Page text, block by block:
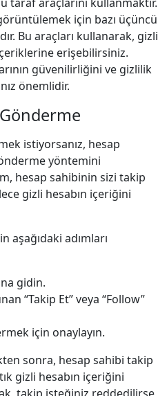
için bazı üçüncü
Bu araçları kullanarak, gizli
erişebilirsiniz.
güvenilirliğini ve gizlilik
önemlidir.
istiyorsanız, hesap
yöntemini
hesap sahibinin sizi takip
gizli hesabın içeriğini
aşağıdaki adımları
gidin.
“Takip Et” veya “Follow”
için onaylayın.
sonra, hesap sahibi takip
gizli hesabın içeriğini